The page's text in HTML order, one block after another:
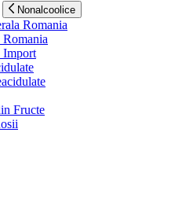
Nonalcoolice
Romania
Romania
Import
Fructe